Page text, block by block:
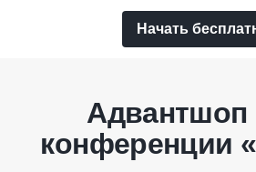
Начать
Адвантшоп
конференции